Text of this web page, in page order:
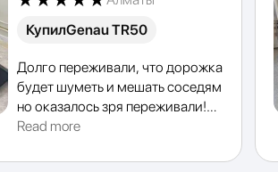
КупилGenau TR50
Долго переживали, что дорожка
будет шуметь и мешать соседям
но оказалось зря переживали!
При ходьбе работает тихо,
вечером. Качеством полностью
Read more
модели